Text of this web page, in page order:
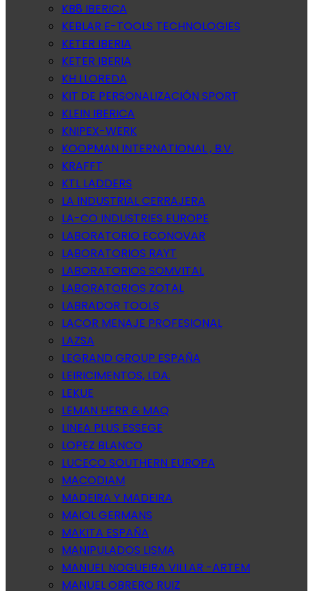
KB8 IBERICA
KEBLAR E-TOOLS TECHNOLOGIES
KETER IBERIA
KETER IBERIA
KH LLOREDA
KIT DE PERSONALIZACIÓN SPORT
KLEIN IBERICA
KNIPEX-WERK
KOOPMAN INTERNATIONAL , B.V.
KRAFFT
KTL LADDERS
LA INDUSTRIAL CERRAJERA
LA-CO INDUSTRIES EUROPE
LABORATORIO ECONOVAR
LABORATORIOS RAYT
LABORATORIOS SOMVITAL
LABORATORIOS ZOTAL
LABRADOR TOOLS
LACOR MENAJE PROFESIONAL
LAZSA
LEGRAND GROUP ESPAÑA
LEIRICIMENTOS, LDA.
LEKUE
LEMAN HERR & MAQ
LINEA PLUS ESSEGE
LOPEZ BLANCO
LUCECO SOUTHERN EUROPA
MACODIAM
MADEIRA Y MADEIRA
MAIOL GERMANS
MAKITA ESPAÑA
MANIPULADOS LISMA
MANUEL NOGUEIRA VILLAR -ARTEM
MANUEL OBRERO RUIZ